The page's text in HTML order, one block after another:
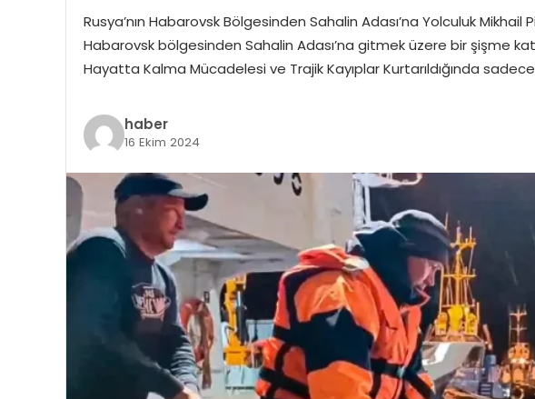
Rusya’nın Habarovsk Bölgesinden Sahalin Adası’na Yolculuk
Habarovsk bölgesinden Sahalin Adası’na gitmek üzere bir şişme
Hayatta Kalma Mücadelesi ve Trajik Kayıplar Kurtarıldığında
haber
16 Ekim 2024